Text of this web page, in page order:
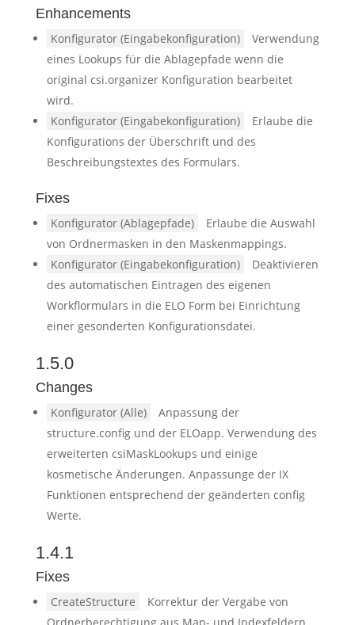
Enhancements
Konfigurator (Eingabekonfiguration)
Verwendung
eines Lookups für die Ablagepfade wenn die
original csi.organizer Konfiguration bearbeitet
wird.
Konfigurator (Eingabekonfiguration)
Erlaube die
Konfigurations der Überschrift und des
Beschreibungstextes des Formulars.
Fixes
Konfigurator (Ablagepfade)
Erlaube die Auswahl
von Ordnermasken in den Maskenmappings.
Konfigurator (Eingabekonfiguration)
Deaktivieren
des automatischen Eintragen des eigenen
Workflormulars in die ELO Form bei Einrichtung
einer gesonderten Konfigurationsdatei.
1.5.0
Changes
Konfigurator (Alle)
Anpassung der
structure.config und der ELOapp. Verwendung des
erweiterten csiMaskLookups und einige
kosmetische Änderungen. Anpassunge der IX
Funktionen entsprechend der geänderten config
Werte.
1.4.1
Fixes
CreateStructure
Korrektur der Vergabe von